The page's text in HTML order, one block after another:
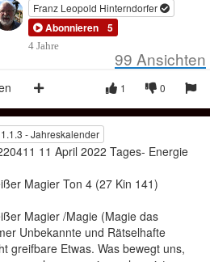
Franz Leopold Hinterndorfer
Abonnieren 5
4 Jahre
99 Ansichten
0
1
- Jahreskalender
11 April 2022 Tages- Energie
Magier Ton 4 (27 Kin 141)
Magier /Magie (Magie das
Unbekannte und Rätselhafte
greifbare Etwas. Was bewegt uns,